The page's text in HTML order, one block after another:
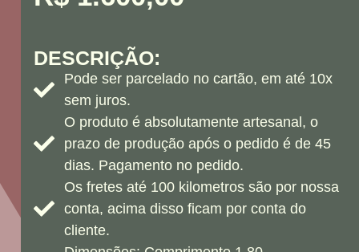
DESCRIÇÃO:
Pode ser parcelado no cartão, em até 10x
sem juros.
O produto é absolutamente artesanal, o
prazo de produção após o pedido é de 45
dias. Pagamento no pedido.
Os fretes até 100 kilometros são por nossa
conta, acima disso ficam por conta do
cliente.